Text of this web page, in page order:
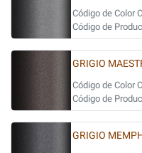
Código de Color
Código de
GRIGIO
Código de Color
Código de
GRIGIO